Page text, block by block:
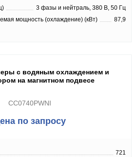
3 фазы и нейтраль, 380 В, 50 Гц
мощность (охлаждение) (кВт)
87,9
с водяным охлаждением и
на магнитном подвесе
CC0740PWNI
по запросу
721